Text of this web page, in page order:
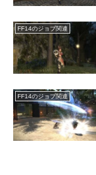
FF14のジョブ関連
FF14のジョブ関連